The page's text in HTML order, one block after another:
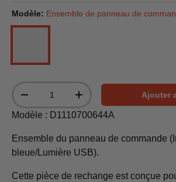
Modèle: Ensemble de panneau de
+ Ajouter
Modèle : D1110700644A
Ensemble du panneau de commande
bleue/Lumière USB).
Cette pièce de rechange est conçue